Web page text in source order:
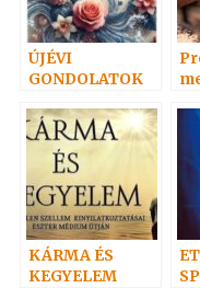
ÚJÉVI
GONDOLATOK
KÁRMA ÉS
KEGYELEM